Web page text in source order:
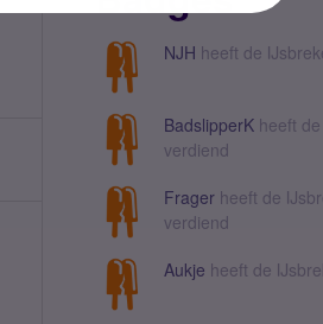
NJH heeft de
BadslipperK heeft
verdiend
Frager heeft de
verdiend
Aukje heeft de